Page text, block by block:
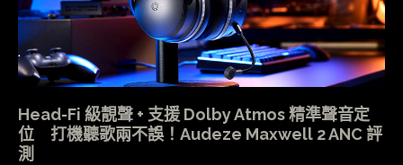
Head-Fi 級靚聲 + 支援 Dolby Atmos 精準聲音定
位 打機聽歌兩不誤！Audeze Maxwell 2 ANC 評
測